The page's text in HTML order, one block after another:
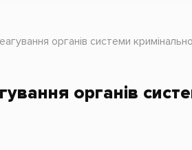
органів системи
органів